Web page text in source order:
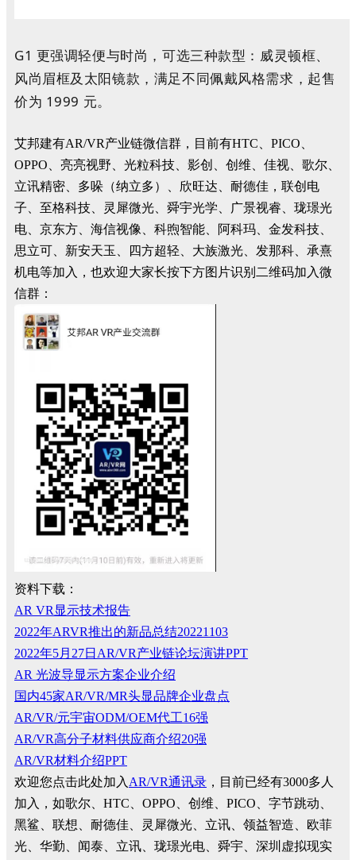
G1 更强调轻便与时尚，可选三种款型：威灵顿框、
风尚眉框及太阳镜款，满足不同佩戴风格需求，起售
价为 1999 元。
艾邦建有AR/VR产业链微信群，目前有HTC、PICO、
OPPO、亮亮视野、光粒科技、影创、创维、佳视、歌尔、
立讯精密、多哚（纳立多）、欣旺达、耐德佳，联创电
子、至格科技、灵犀微光、舜宇光学、广景视睿、珑璟光
电、京东方、海信视像、科煦智能、阿科玛、金发科技、
思立可、新安天玉、四方超轻、大族激光、发那科、承熹
机电等加入，也欢迎大家长按下方图片识别二维码加入微
信群：
资料下载：
AR VR显示技术报告
2022年ARVR推出的新品总结20221103
2022年5月27日AR/VR产业链论坛演讲PPT
AR 光波导显示方案企业介绍
国内45家AR/VR/MR头显品牌企业盘点
AR/VR/元宇宙ODM/OEM代工16强
AR/VR高分子材料供应商介绍20强
AR/VR材料介绍PPT
欢迎您点击此处加入 AR/VR通讯录 ，目前已经有3000多人
加入，如歌尔、HTC、OPPO、创维、PICO、字节跳动、
黑鲨、联想、耐德佳、灵犀微光、立讯、领益智造、欧菲
光、华勤、闻泰、立讯、珑璟光电、舜宇、深圳虚拟现实